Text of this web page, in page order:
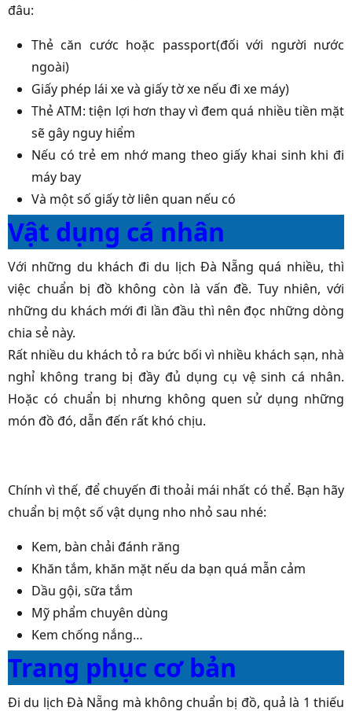
đâu:
Thẻ căn cước hoặc passport(đối với người nước
ngoài)
Giấy phép lái xe và giấy tờ xe nếu đi xe máy)
Thẻ ATM: tiện lợi hơn thay vì đem quá nhiều tiền mặt
sẽ gây nguy hiểm
Nếu có trẻ em nhớ mang theo giấy khai sinh khi đi
máy bay
Và một số giấy tờ liên quan nếu có
Vật dụng cá nhân
Với những du khách đi du lịch Đà Nẵng quá nhiều, thì
việc chuẩn bị đồ không còn là vấn đề. Tuy nhiên, với
những du khách mới đi lần đầu thì nên đọc những dòng
chia sẻ này.
Rất nhiều du khách tỏ ra bức bối vì nhiều khách sạn, nhà
nghỉ không trang bị đầy đủ dụng cụ vệ sinh cá nhân.
Hoặc có chuẩn bị nhưng không quen sử dụng những
món đồ đó, dẫn đến rất khó chịu.
Chính vì thế, để chuyến đi thoải mái nhất có thể. Bạn hãy
chuẩn bị một số vật dụng nho nhỏ sau nhé:
Kem, bàn chải đánh răng
Khăn tắm, khăn mặt nếu da bạn quá mẫn cảm
Dầu gội, sữa tắm
Mỹ phẩm chuyên dùng
Kem chống nắng…
Trang phục cơ bản
Đi du lịch Đà Nẵng mà không chuẩn bị đồ, quả là 1 thiếu